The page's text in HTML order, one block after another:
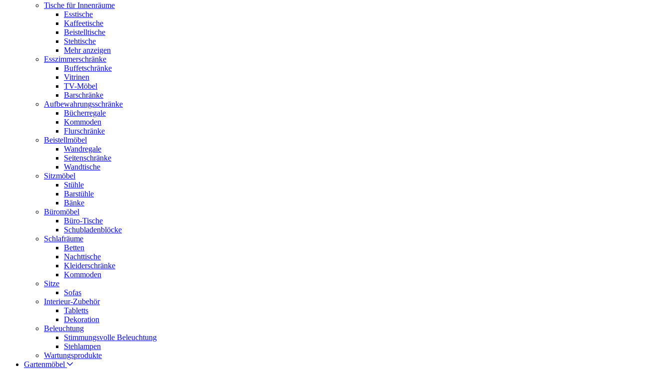
Tische für Innenräume
Esstische
Kaffeetische
Beistelltische
Stehtische
Mehr anzeigen
Esszimmerschränke
Buffetschränke
Vitrinen
TV-Möbel
Barschränke
Aufbewahrungsschränke
Bücherregale
Kommoden
Flurschränke
Beistellmöbel
Wandregale
Seitenschränke
Wandtische
Sitzmöbel
Stühle
Barstühle
Bänke
Büromöbel
Büro-Tische
Schubladenblöcke
Schlafräume
Betten
Nachttische
Kleiderschränke
Kommoden
Sitze
Sofas
Interieur-Zubehör
Tabletts
Dekoration
Beleuchtung
Stimmungsvolle Beleuchtung
Stehlampen
Wartungsprodukte
Gartenmöbel